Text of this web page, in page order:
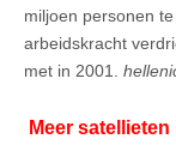
miljoen personen
arbeidskracht
met in 2001.
Meer